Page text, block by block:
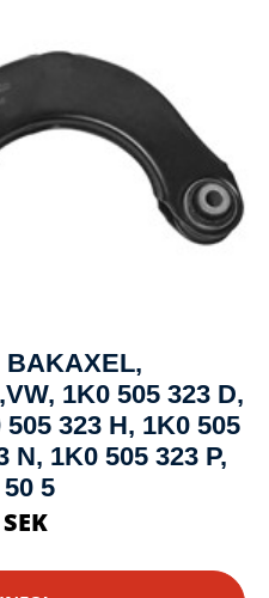
BAKAXEL,
1K0 505 323 D,
323 H, 1K0 505
N, 1K0 505 323 P,
5